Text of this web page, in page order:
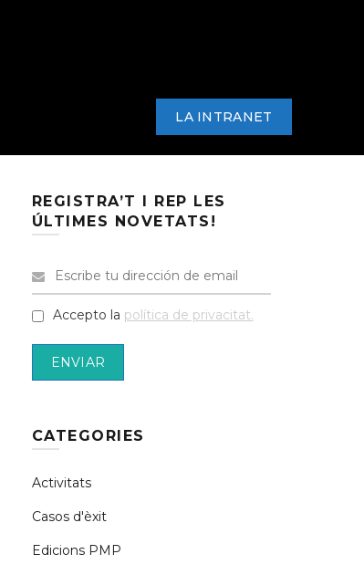
LA INTRANET
REGISTRA’T I REP LES
ÚLTIMES NOVETATS!
Accepto la política de privacitat.
CATEGORIES
Activitats
Casos d'èxit
Edicions PMP